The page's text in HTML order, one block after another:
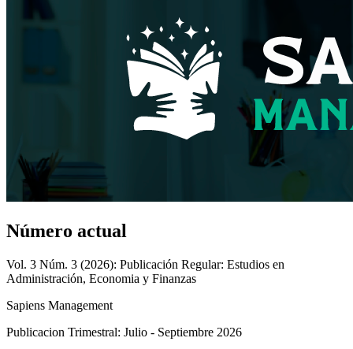
Número actual
Vol. 3 Núm. 3 (2026): Publicación Regular: Estudios en
Administración, Economia y Finanzas
Sapiens Management
Publicacion Trimestral: Julio - Septiembre 2026